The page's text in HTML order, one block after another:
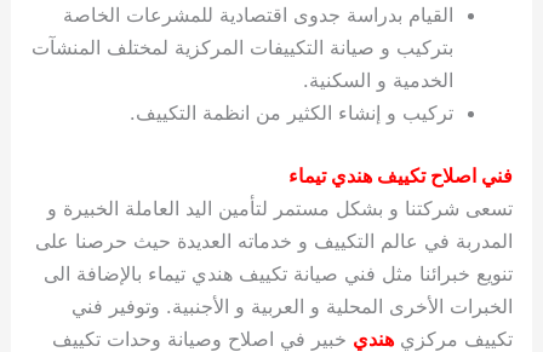
القيام بدراسة جدوى اقتصادية للمشرعات الخاصة
بتركيب و صيانة التكييفات المركزية لمختلف المنشآت
الخدمية و السكنية.
تركيب و إنشاء الكثير من انظمة التكييف.
فني اصلاح تكييف هندي تيماء
تسعى شركتنا و بشكل مستمر لتأمين اليد العاملة الخبيرة و
المدربة في عالم التكييف و خدماته العديدة حيث حرصنا على
تنويع خبرائنا مثل فني صيانة تكييف هندي تيماء بالإضافة الى
الخبرات الأخرى المحلية و العربية و الأجنبية. وتوفير فني
تكييف مركزيهندي خبير في اصلاح وصيانة وحدات تكييف